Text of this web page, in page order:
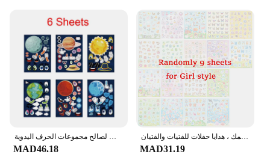
MAD46.18
ملصقات حرفية ملونة للأطفال ، مثالية تصنعها بنفسك ، دفاتر مراهقات ، مجلات ، طعام حيوانات ، مساحة سمك ، هدايا حفلات للفتيات والفتيان
MAD31.19